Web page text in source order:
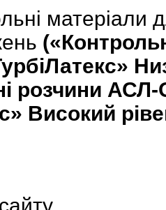
матеріали
розчини
Високий